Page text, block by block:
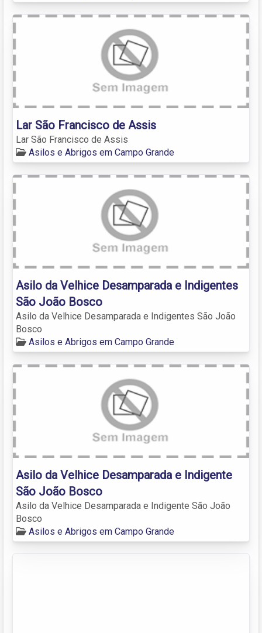
Lar São Francisco de Assis
Lar São Francisco de Assis
Asilos e Abrigos em Campo Grande
Asilo da Velhice Desamparada e Indigentes
São João Bosco
Asilo da Velhice Desamparada e Indigentes São João
Bosco
Asilos e Abrigos em Campo Grande
Asilo da Velhice Desamparada e Indigente
São João Bosco
Asilo da Velhice Desamparada e Indigente São João
Bosco
Asilos e Abrigos em Campo Grande